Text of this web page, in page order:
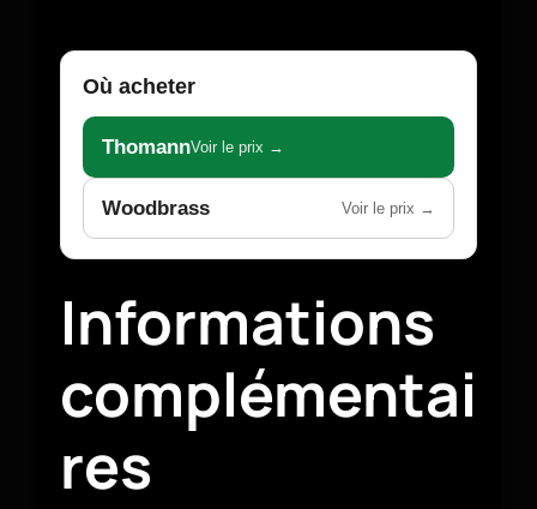
Où acheter
ThomannVoir le prix →
Woodbrass Voir le prix →
Informations
complémentai
res